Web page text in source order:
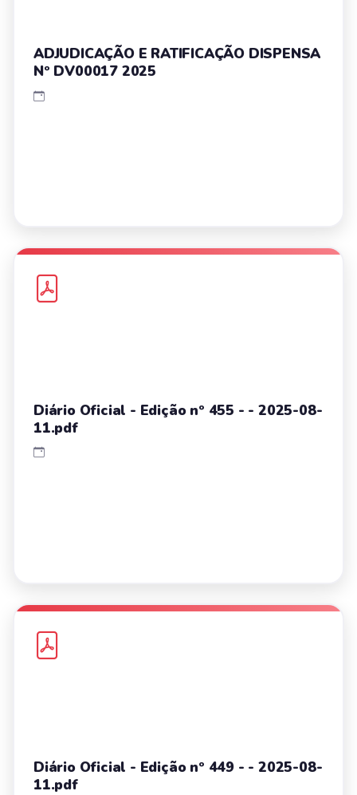
ADJUDICAÇÃO E RATIFICAÇÃO DISPENSA
Nº DV00017 2025
Diário Oficial - Edição nº 455 - - 2025-08-
11.pdf
Diário Oficial - Edição nº 449 - - 2025-08-
11.pdf